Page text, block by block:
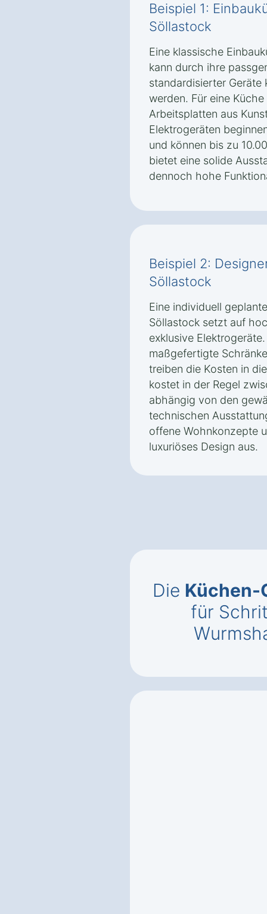
Beispiel 1:
Söllastock
Eine klassische
kann durch ihre
standardisierter
werden. Für eine
Arbeitsplatten aus
Elektrogeräten
und können bis zu
bietet eine solide
dennoch hohe
Beispiel 2:
Söllastock
Eine individuell
Söllastock setzt auf
exklusive
maßgefertigte
treiben die Kosten in
kostet in der Regel
abhängig von den
technischen
offene Wohnkonzepte
luxuriöses Design aus.
Die Küchen-
für